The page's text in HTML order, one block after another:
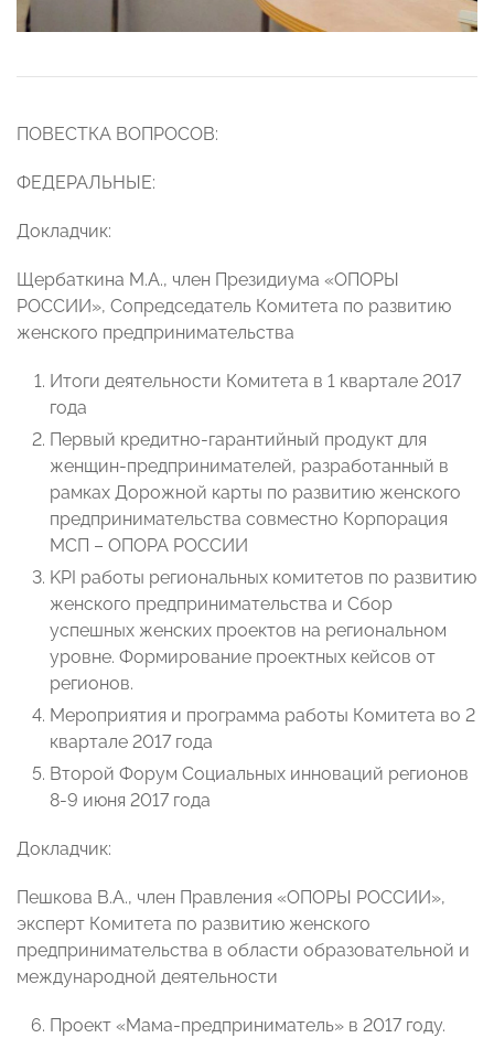
ПОВЕСТКА ВОПРОСОВ:
ФЕДЕРАЛЬНЫЕ:
Докладчик:
Щербаткина М.А., член Президиума «ОПОРЫ
РОССИИ», Сопредседатель Комитета по развитию
женского предпринимательства
Итоги деятельности Комитета в 1 квартале 2017
года
Первый кредитно-гарантийный продукт для
женщин-предпринимателей, разработанный в
рамках Дорожной карты по развитию женского
предпринимательства совместно Корпорация
МСП – ОПОРА РОССИИ
KPI работы региональных комитетов по развитию
женского предпринимательства и Сбор
успешных женских проектов на региональном
уровне. Формирование проектных кейсов от
регионов.
Мероприятия и программа работы Комитета во 2
квартале 2017 года
Второй Форум Социальных инноваций регионов
8-9 июня 2017 года
Докладчик:
Пешкова В.А., член Правления «ОПОРЫ РОССИИ»,
эксперт Комитета по развитию женского
предпринимательства в области образовательной и
международной деятельности
Проект «Мама-предприниматель» в 2017 году.